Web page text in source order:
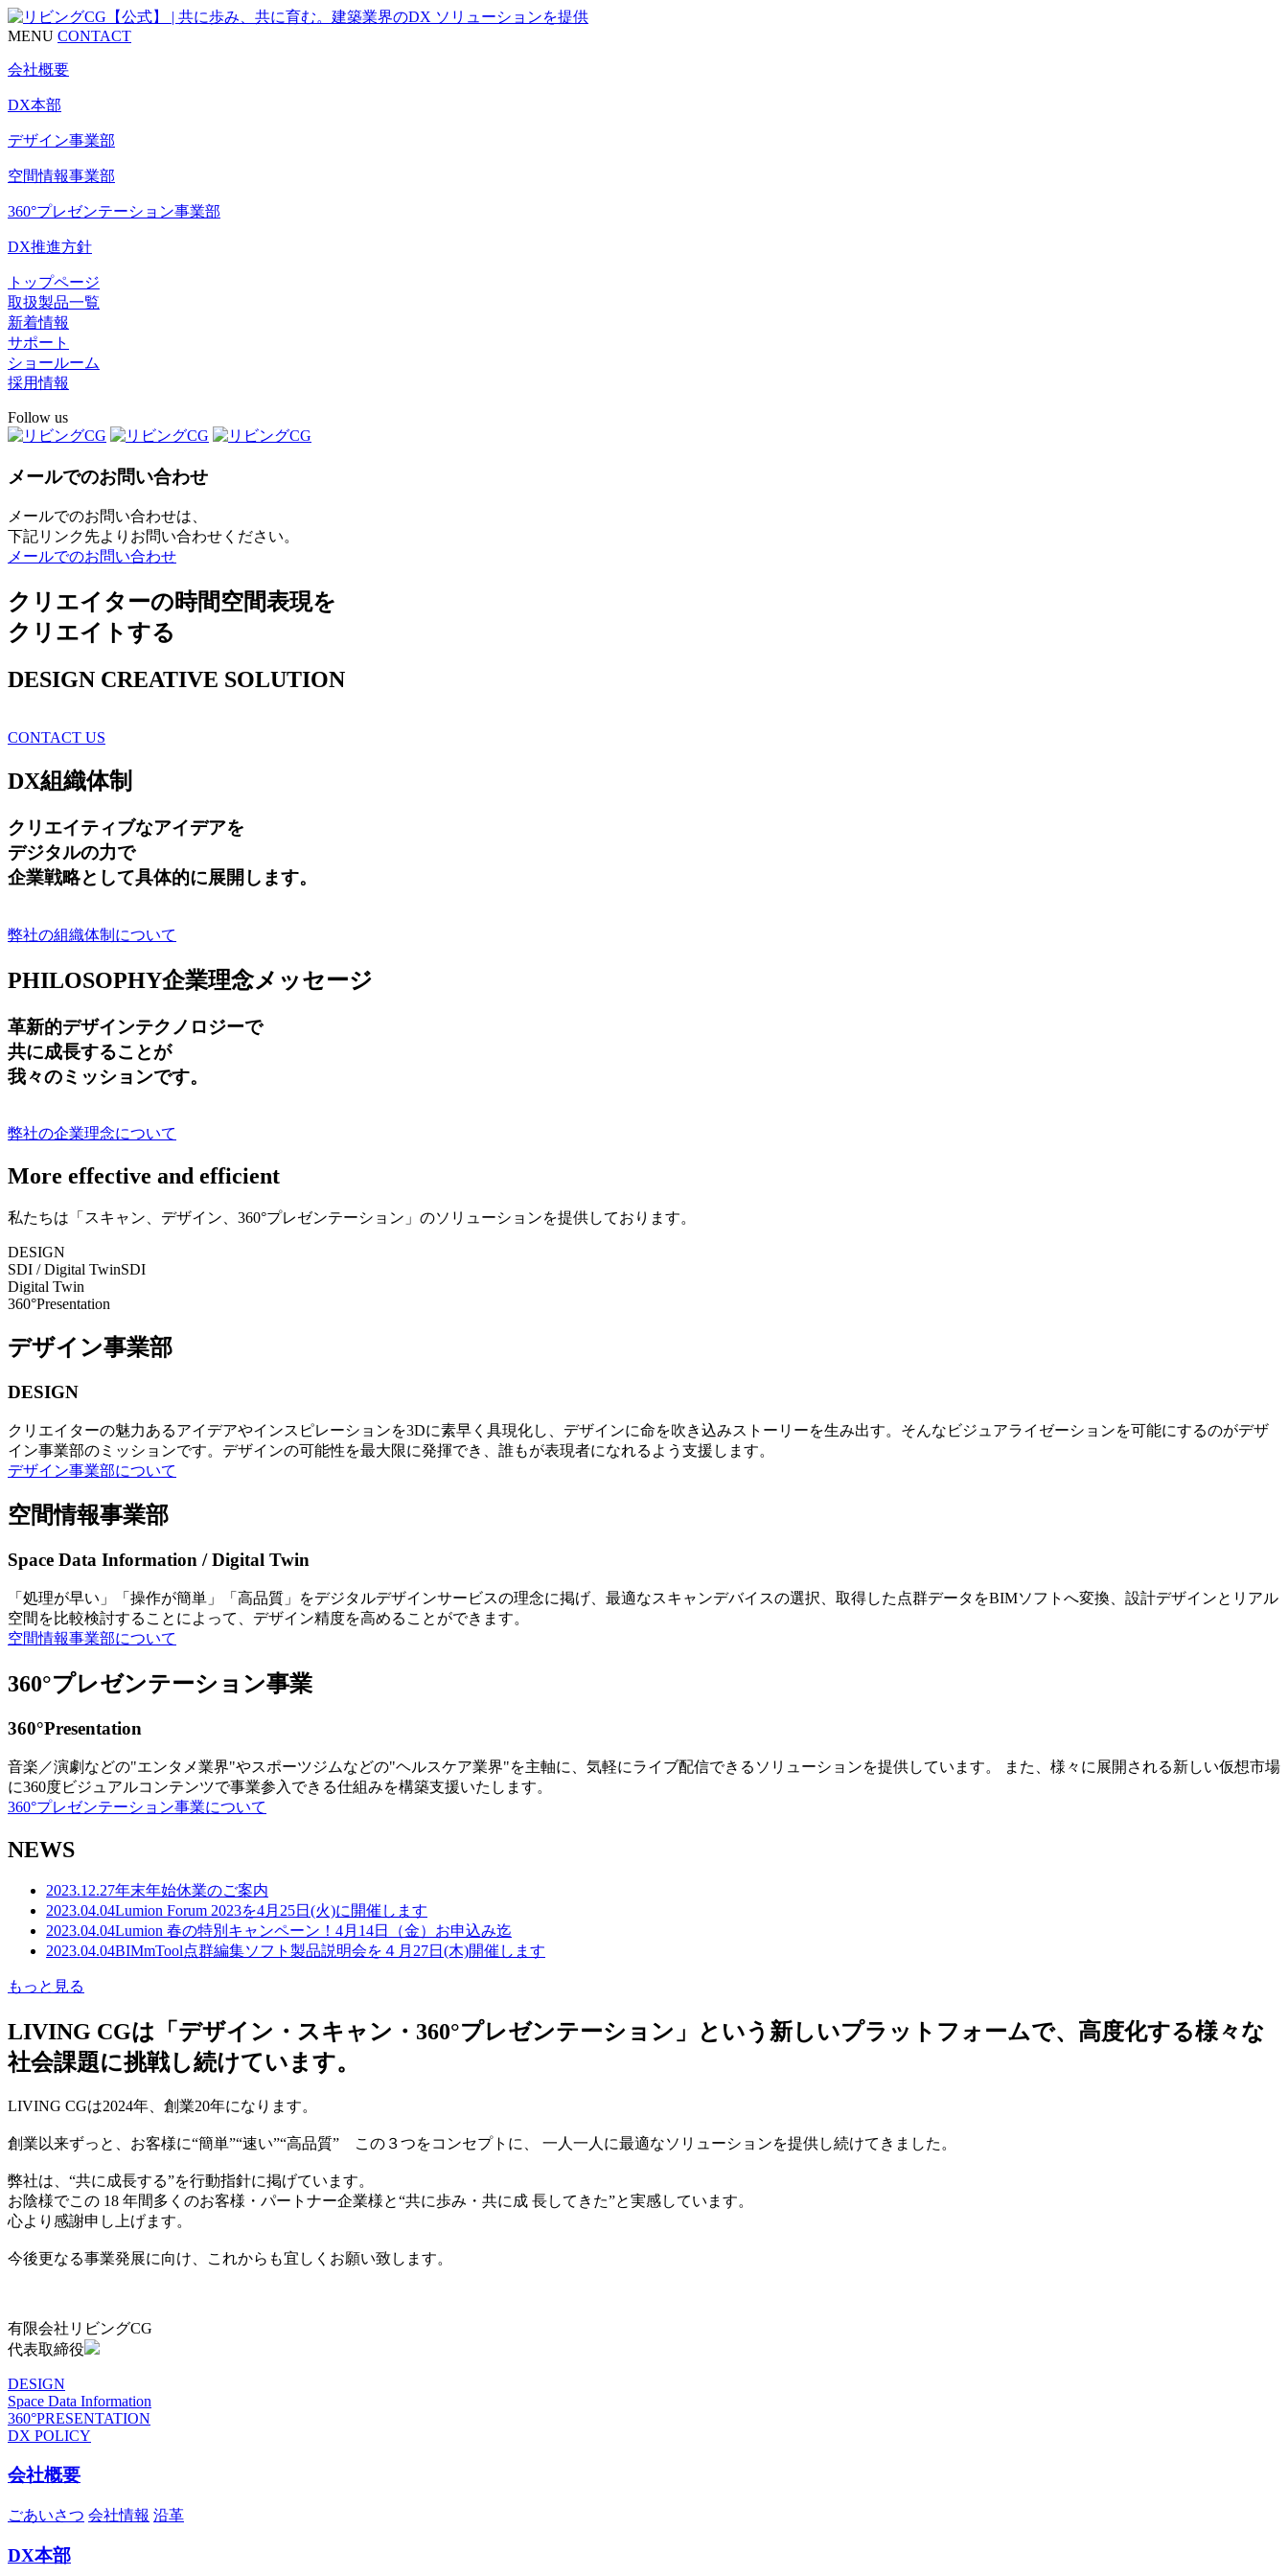
MENU CONTACT
会社概要
DX本部
デザイン事業部
空間情報事業部
360°プレゼンテーション事業部
DX推進方針
トップページ
取扱製品一覧
新着情報
サポート
ショールーム
採用情報
Follow us
メールでのお問い合わせ
メールでのお問い合わせは、
下記リンク先よりお問い合わせください。
メールでのお問い合わせ
クリエイターの時間空間表現を
クリエイトする
DESIGN CREATIVE SOLUTION
CONTACT US
DX組織体制
クリエイティブなアイデアを
デジタルの力で
企業戦略として具体的に展開します。
弊社の組織体制について
PHILOSOPHY企業理念メッセージ
革新的デザインテクノロジーで
共に成長することが
我々のミッションです。
弊社の企業理念について
More effective and efficient
私たちは「スキャン、デザイン、360°プレゼンテーション」のソリューションを提供しております。
DESIGN
SDI / Digital TwinSDI
Digital Twin
360°Presentation
デザイン事業部
DESIGN
クリエイターの魅力あるアイデアやインスピレーションを3Dに素早く具現化し、デザインに命を吹き込みストーリーを生み出す。そんなビジュアライゼーションを可能にするのがデザ
イン事業部のミッションです。デザインの可能性を最大限に発揮でき、誰もが表現者になれるよう支援します。
デザイン事業部について
空間情報事業部
Space Data Information / Digital Twin
「処理が早い」「操作が簡単」「高品質」をデジタルデザインサービスの理念に掲げ、最適なスキャンデバイスの選択、取得した点群データをBIMソフトへ変換、設計デザインとリアル
空間を比較検討することによって、デザイン精度を高めることができます。
空間情報事業部について
360°プレゼンテーション事業
360°Presentation
音楽／演劇などの"エンタメ業界"やスポーツジムなどの"ヘルスケア業界"を主軸に、気軽にライブ配信できるソリューションを提供しています。 また、様々に展開される新しい仮想市場
に360度ビジュアルコンテンツで事業参入できる仕組みを構築支援いたします。
360°プレゼンテーション事業について
NEWS
2023.12.27年末年始休業のご案内
2023.04.04Lumion Forum 2023を4月25日(火)に開催します
2023.04.04Lumion 春の特別キャンペーン！4月14日（金）お申込み迄
2023.04.04BIMmTool点群編集ソフト製品説明会を４月27日(木)開催します
もっと見る
LIVING CGは「デザイン・スキャン・360°プレゼンテーション」という新しいプラットフォームで、高度化する様々な
社会課題に挑戦し続けています。
LIVING CGは2024年、創業20年になります。
創業以来ずっと、お客様に“簡単”“速い”“高品質” この３つをコンセプトに、 一人一人に最適なソリューションを提供し続けてきました。
弊社は、“共に成長する”を行動指針に掲げています。
お陰様でこの 18 年間多くのお客様・パートナー企業様と“共に歩み・共に成 長してきた”と実感しています。
心より感謝申し上げます。
今後更なる事業発展に向け、これからも宜しくお願い致します。
有限会社リビングCG
代表取締役
DESIGN
Space Data Information
360°PRESENTATION
DX POLICY
会社概要
ごあいさつ 会社情報 沿革
DX本部